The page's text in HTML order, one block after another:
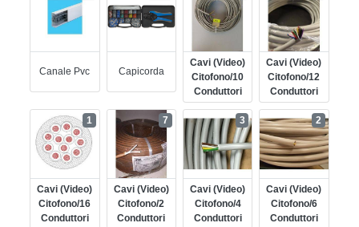
Canale Pvc Capicorda
Cavi (video)
Citofono/10
Conduttori
Cavi (video)
Citofono/12
Conduttori
Cavi (video)
Citofono/16
Conduttori
1
Cavi (video)
Citofono/2
Conduttori
7
Cavi (video)
Citofono/4
Conduttori
3
Cavi (video)
Citofono/6
Conduttori
2